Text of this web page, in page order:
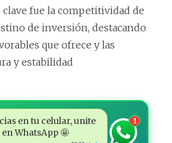
clave fue la competitividad de
de inversión, destacando
que ofrece y las
y estabilidad
en tu celular, unite
WhatsApp 🤩
1